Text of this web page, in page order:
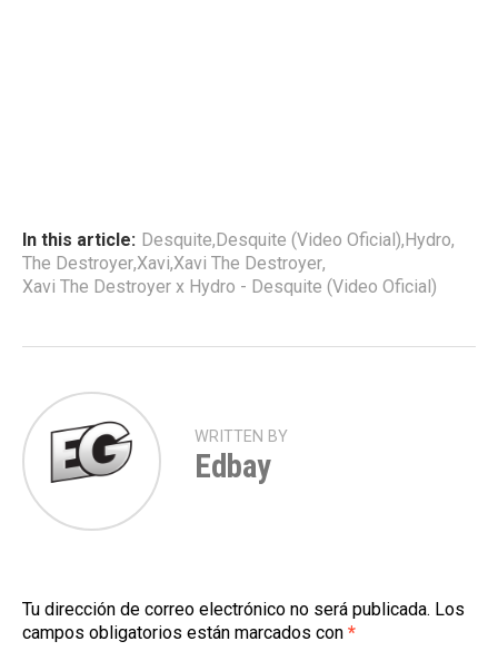
In this article: Desquite,Desquite (Video Oficial),Hydro,
The Destroyer,Xavi,Xavi The Destroyer,
Xavi The Destroyer x Hydro - Desquite (Video Oficial)
WRITTEN BY
Edbay
Tu dirección de correo electrónico no será publicada. Los
campos obligatorios están marcados con *